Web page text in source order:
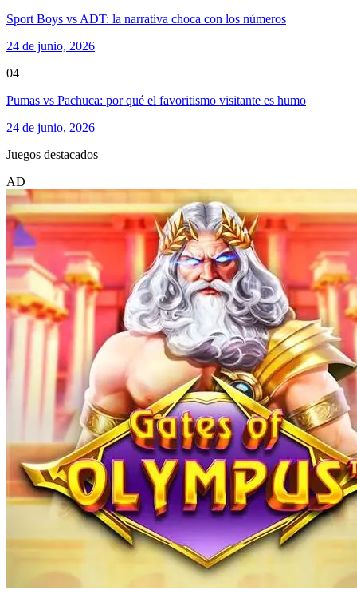
Sport Boys vs ADT: la narrativa choca con los números
24 de junio, 2026
04
Pumas vs Pachuca: por qué el favoritismo visitante es humo
24 de junio, 2026
Juegos destacados
AD